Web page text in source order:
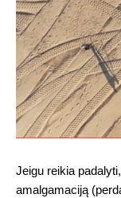
Jeigu reikia
amalgamaciją